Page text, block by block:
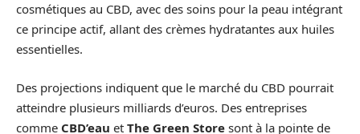
cosmétiques au CBD, avec des soins pour la peau intégrant
ce principe actif, allant des crèmes hydratantes aux huiles
essentielles.
Des projections indiquent que le marché du CBD pourrait
atteindre plusieurs milliards d’euros. Des entreprises
comme CBD’eau et The Green Store sont à la pointe de